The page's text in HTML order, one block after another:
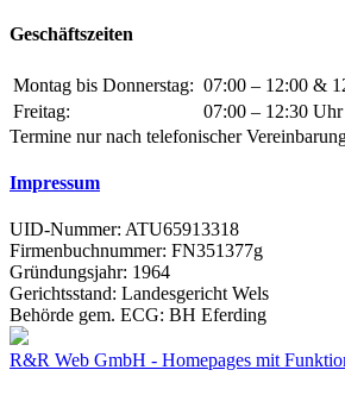
Geschäftszeiten
Montag bis Donnerstag: 07:00 – 12:00 &
Freitag:
07:00 – 12:30 Uhr
Termine nur nach telefonischer
Impressum
UID-Nummer: ATU65913318
Firmenbuchnummer: FN351377g
Gründungsjahr: 1964
Gerichtsstand: Landesgericht Wels
Behörde gem. ECG: BH Eferding
R&R Web GmbH - Homepages mit